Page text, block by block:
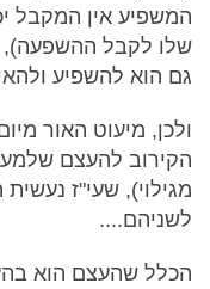
המשפיע אין המקבל
שלו לקבל
גם הוא להשפיע
ולכן, מיעוט האור
הקירוב להעצם
מגילוי), שעי"ז
לשניהם....
הכלל שהעצם הוא